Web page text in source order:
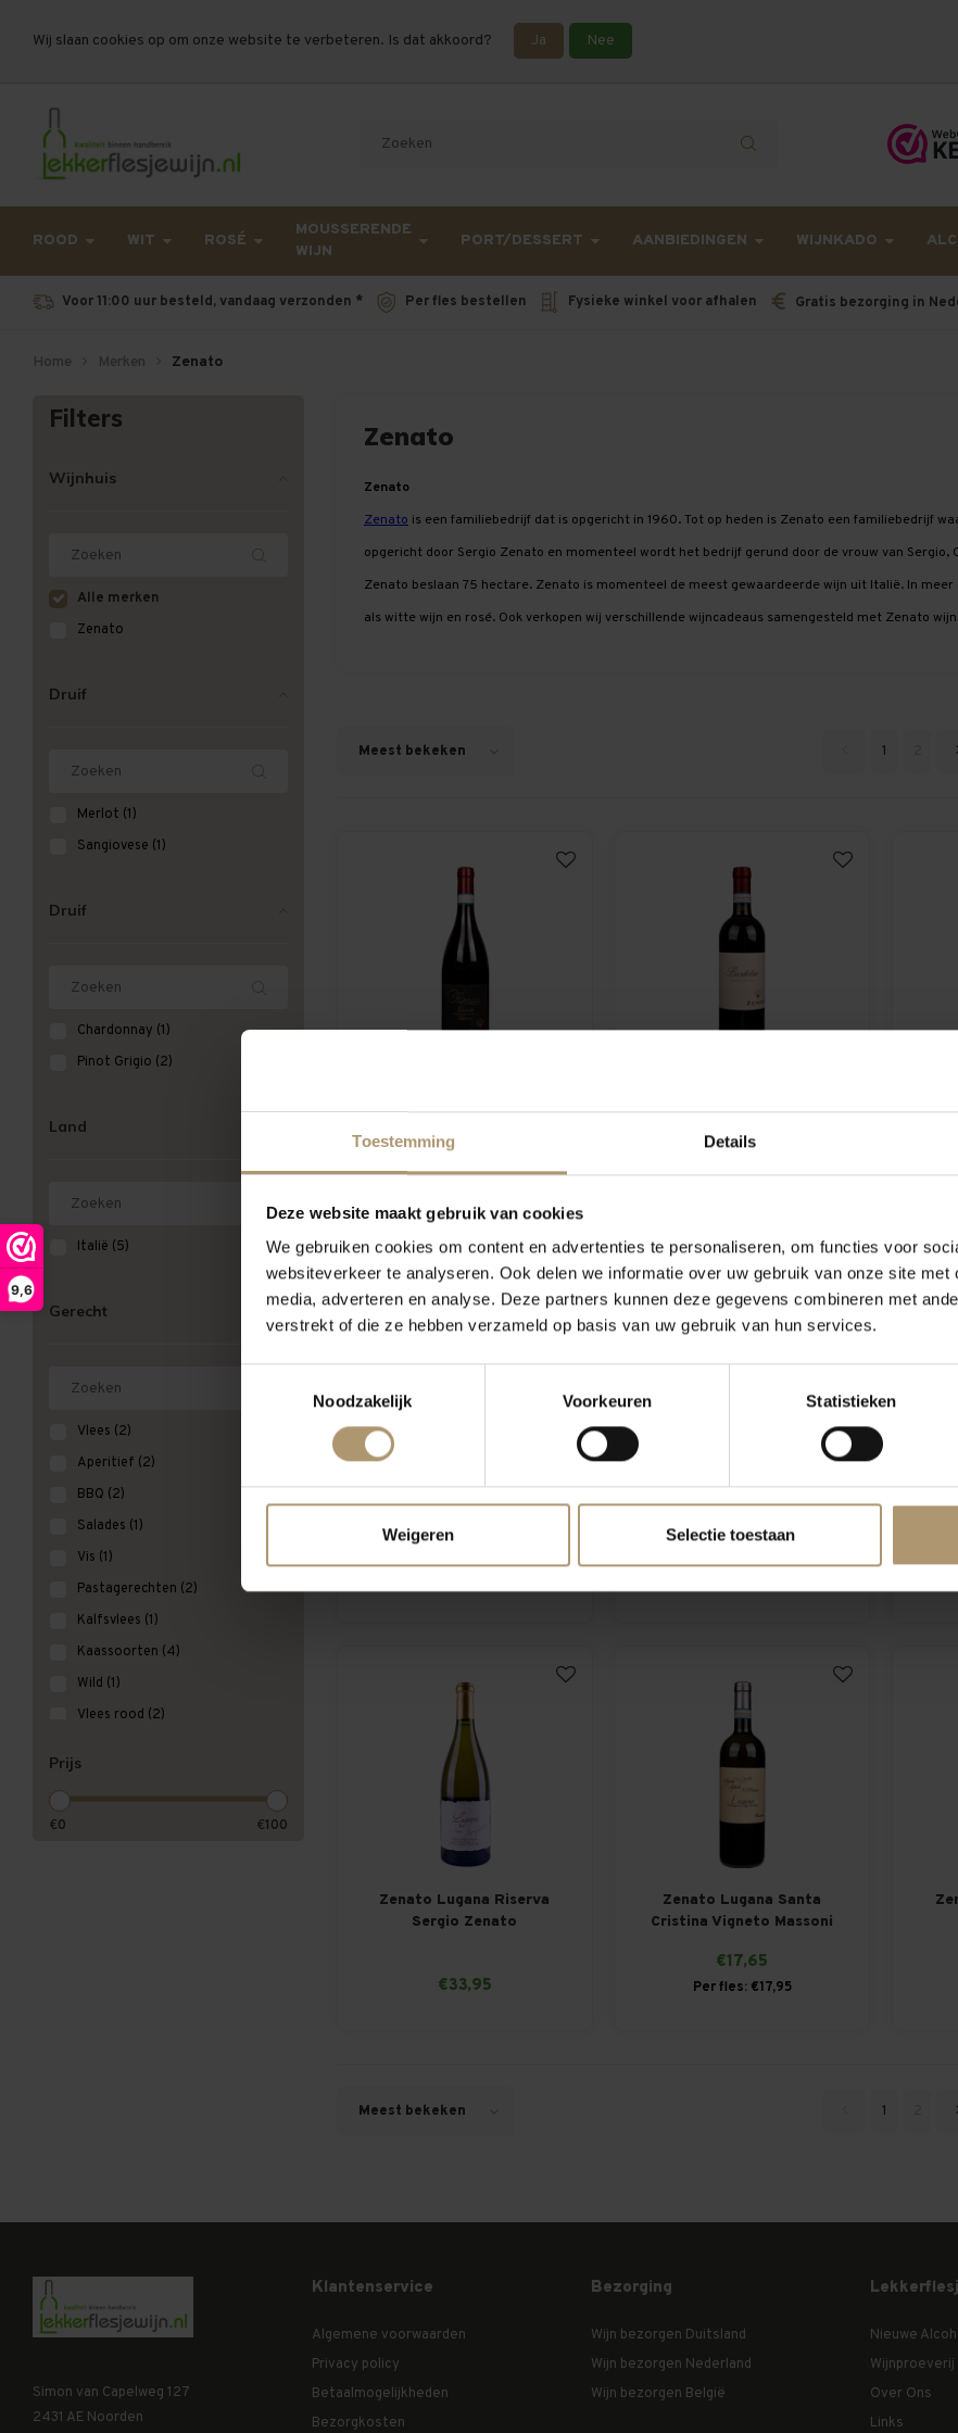
9,6
Toestemming Details
Deze website maakt gebruik van cookies
We gebruiken cookies om content en advertenties te personaliseren, om functies voor
websiteverkeer te analyseren. Ook delen we informatie over uw gebruik van onze site met
media, adverteren en analyse. Deze partners kunnen deze gegevens combineren met
verstrekt of die ze hebben verzameld op basis van uw gebruik van hun services.
Noodzakelijk
Voorkeuren Statistieken
Weigeren Selectie toestaan
Wij slaan cookies op om onze website te verbeteren. Is dat akkoord? Ja Nee
Let op, vanwege drukte bij PostNL kan uw bestelling langer onderweg zijn dan gebruikelijk - Bestellingen van
ROOD WIT ROSÉ
MOUSSERENDE
WIJN
PORT/DESSERT AANBIEDINGEN WIJNKADO
Voor 11:00 uur besteld, vandaag verzonden * Per fles bestellen Fysieke winkel voor afhalen Gratis bezorging in
Home Merken Zenato
Filters
Wijnhuis
Alle merken
Zenato
Druif
Merlot (1)
Sangiovese (1)
Druif
Chardonnay (1)
Pinot Grigio (2)
Land
Italië (5)
Gerecht
Vlees (2)
Aperitief (2)
BBQ (2)
Salades (1)
Vis (1)
Pastagerechten (2)
Kalfsvlees (1)
Kaassoorten (4)
Wild (1)
Vlees rood (2)
Prijs
€0 €100
Zenato
Zenato
Zenato is een familiebedrijf dat is opgericht in 1960. Tot op heden is Zenato een familiebedrijf
opgericht door Sergio Zenato en momenteel wordt het bedrijf gerund door de vrouw van Sergio,
Zenato beslaan 75 hectare. Zenato is momenteel de meest gewaardeerde wijn uit Italië. In
als witte wijn en rosé. Ook verkopen wij verschillende wijncadeaus samengesteld met Zenato
Meest bekeken 1
Valpolicella
€20,75
Per fles: €21,75 €7,95
Zenato Valpolicella
-8%
12 halen = 11 betalen
Zenato Pinot Grigio delle
Zenato Lugana Riserva
Sergio Zenato
€33,95
Zenato Lugana Santa
Cristina Vigneto Massoni
€17,65
Per fles: €17,95
Meest bekeken 1
Simon van Capelweg 127
2431 AE Noorden
Klantenservice
Algemene voorwaarden
Privacy policy
Betaalmogelijkheden
Bezorgkosten
Bezorging
Wijn bezorgen Duitsland
Wijn bezorgen Nederland
Wijn bezorgen België
Nieuwe
Wijnproeverij
Over Ons
Links